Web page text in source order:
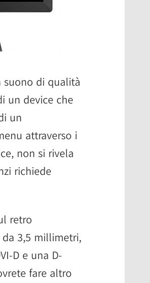
suono di qualità
un device che
un
attraverso i
non si rivela
richiede
retro
3,5 millimetri,
D e una D-
fare altro